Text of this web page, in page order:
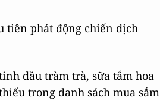
tiên phát động chiến dịch
dầu tràm trà, sữa tắm hoa
trong danh sách mua sắm